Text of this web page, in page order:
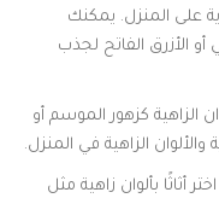
على المنزل. يمكنك
أو الأزرق الفاتح لجذب
الزاهية كزهور الموسم أو
الزاهية في المنزل.
أثاثًا بألوان زاهية مثل